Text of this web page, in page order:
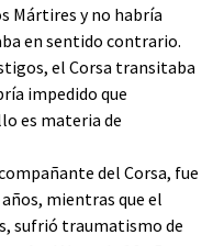
Mártires y no habría
en sentido contrario.
el Corsa transitaba
impedido que
es materia de
del Corsa, fue
mientras que el
sufrió traumatismo de